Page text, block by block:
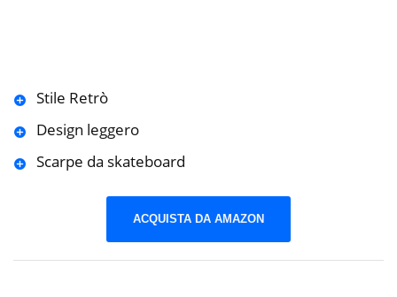
Stile Retrò
Design leggero
Scarpe da skateboard
ACQUISTA DA AMAZON